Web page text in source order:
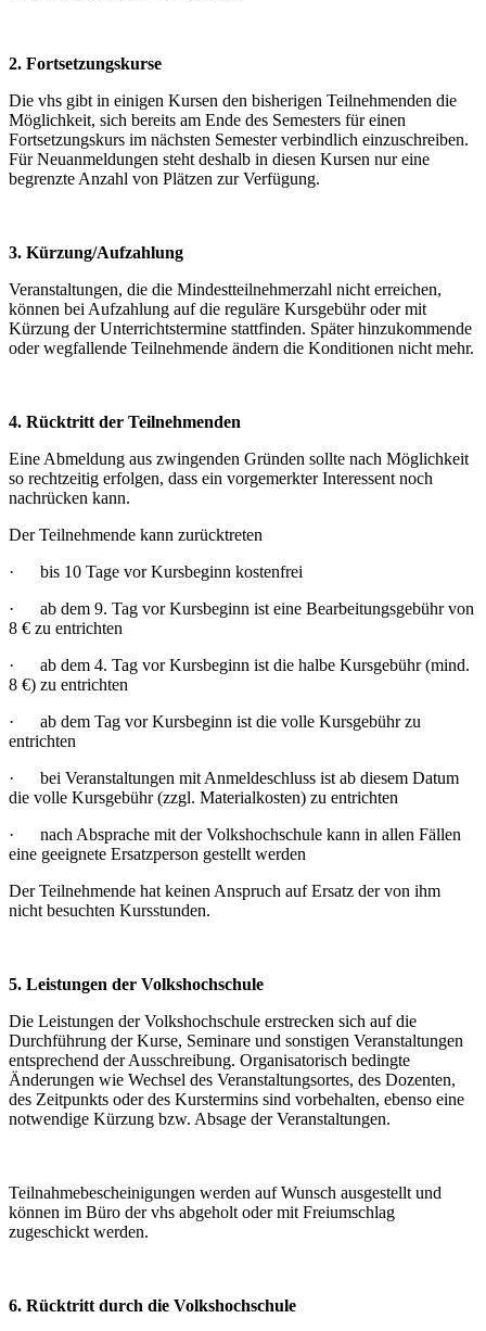
2. Fortsetzungskurse
Die vhs gibt in einigen Kursen den bisherigen Teilnehmenden die
Möglichkeit, sich bereits am Ende des Semesters für einen
Fortsetzungskurs im nächsten Semester verbindlich einzuschreiben.
Für Neuanmeldungen steht deshalb in diesen Kursen nur eine
begrenzte Anzahl von Plätzen zur Verfügung.
3. Kürzung/Aufzahlung
Veranstaltungen, die die Mindestteilnehmerzahl nicht erreichen,
können bei Aufzahlung auf die reguläre Kursgebühr oder mit
Kürzung der Unterrichtstermine stattfinden. Später hinzukommende
oder wegfallende Teilnehmende ändern die Konditionen nicht mehr.
4. Rücktritt der Teilnehmenden
Eine Abmeldung aus zwingenden Gründen sollte nach Möglichkeit
so rechtzeitig erfolgen, dass ein vorgemerkter Interessent noch
nachrücken kann.
Der Teilnehmende kann zurücktreten
· bis 10 Tage vor Kursbeginn kostenfrei
· ab dem 9. Tag vor Kursbeginn ist eine Bearbeitungsgebühr von
8 € zu entrichten
· ab dem 4. Tag vor Kursbeginn ist die halbe Kursgebühr (mind.
8 €) zu entrichten
· ab dem Tag vor Kursbeginn ist die volle Kursgebühr zu
entrichten
· bei Veranstaltungen mit Anmeldeschluss ist ab diesem Datum
die volle Kursgebühr (zzgl. Materialkosten) zu entrichten
· nach Absprache mit der Volkshochschule kann in allen Fällen
eine geeignete Ersatzperson gestellt werden
Der Teilnehmende hat keinen Anspruch auf Ersatz der von ihm
nicht besuchten Kursstunden.
5. Leistungen der Volkshochschule
Die Leistungen der Volkshochschule erstrecken sich auf die
Durchführung der Kurse, Seminare und sonstigen Veranstaltungen
entsprechend der Ausschreibung. Organisatorisch bedingte
Änderungen wie Wechsel des Veranstaltungsortes, des Dozenten,
des Zeitpunkts oder des Kurstermins sind vorbehalten, ebenso eine
notwendige Kürzung bzw. Absage der Veranstaltungen.
Teilnahmebescheinigungen werden auf Wunsch ausgestellt und
können im Büro der vhs abgeholt oder mit Freiumschlag
zugeschickt werden.
6. Rücktritt durch die Volkshochschule